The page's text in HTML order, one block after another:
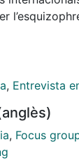
de datos
los conjuntos
, Entrevista
, Focus